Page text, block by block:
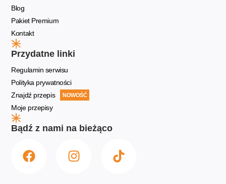
Blog
Pakiet Premium
Kontakt
Przydatne linki
Regulamin serwisu
Polityka prywatności
Znajdź przepis
NOWOŚĆ
Moje przepisy
Bądź z nami na bieżąco